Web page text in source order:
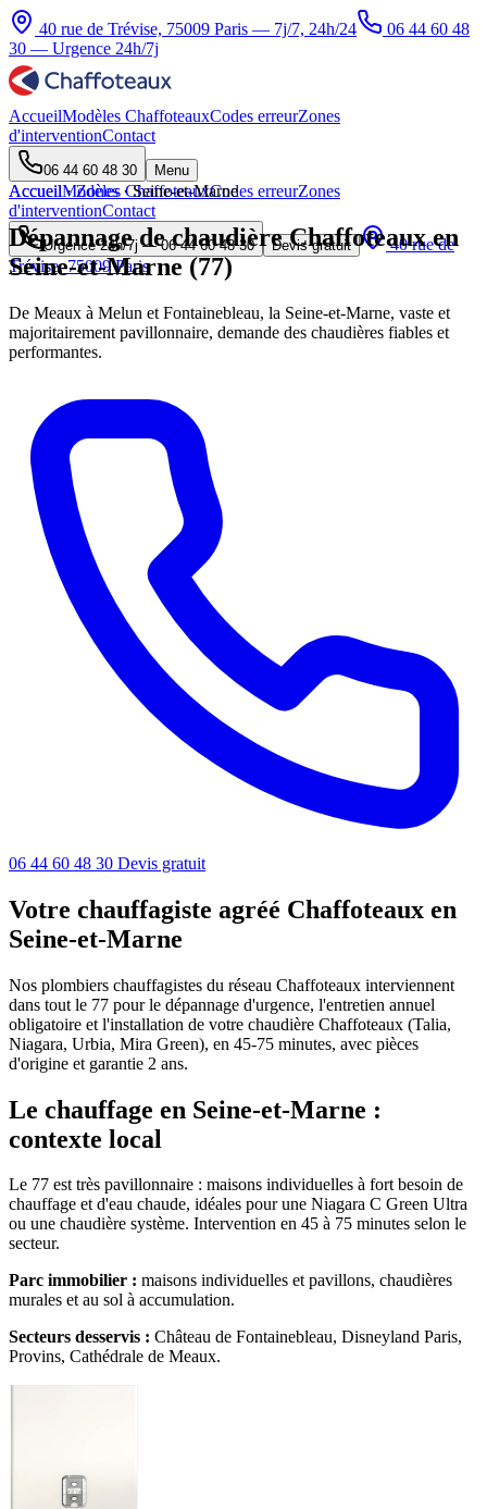
40 rue de Trévise, 75009 Paris — 7j/7, 24h/24
06 44 60 48
30 — Urgence 24h/7j
AccueilModèles ChaffoteauxCodes erreurZones
d'interventionContact
06 44 60 48 30 Menu
AccueilModèles ChaffoteauxCodes erreurZones
d'interventionContact
Urgence 24h/7j —06 44 60 48 30 Devis gratuit
40 rue de
Trévise, 75009 Paris
Accueil·Zones·Seine-et-Marne
Dépannage de chaudière Chaffoteaux en
Seine-et-Marne (77)
De Meaux à Melun et Fontainebleau, la Seine-et-Marne, vaste et
majoritairement pavillonnaire, demande des chaudières fiables et
performantes.
06 44 60 48 30 Devis gratuit
Votre chauffagiste agréé Chaffoteaux en
Seine-et-Marne
Nos plombiers chauffagistes du réseau Chaffoteaux interviennent
dans tout le 77 pour le dépannage d'urgence, l'entretien annuel
obligatoire et l'installation de votre chaudière Chaffoteaux (Talia,
Niagara, Urbia, Mira Green), en 45-75 minutes, avec pièces
d'origine et garantie 2 ans.
Le chauffage en Seine-et-Marne :
contexte local
Le 77 est très pavillonnaire : maisons individuelles à fort besoin de
chauffage et d'eau chaude, idéales pour une Niagara C Green Ultra
ou une chaudière système. Intervention en 45 à 75 minutes selon le
secteur.
Parc immobilier : maisons individuelles et pavillons, chaudières
murales et au sol à accumulation.
Secteurs desservis : Château de Fontainebleau, Disneyland Paris,
Provins, Cathédrale de Meaux.